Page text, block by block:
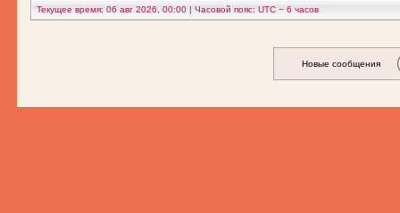
Текущее время: 06 авг 2026, 00:00 | Часовой пояс: UTC − 6 часов
Новые сообщения